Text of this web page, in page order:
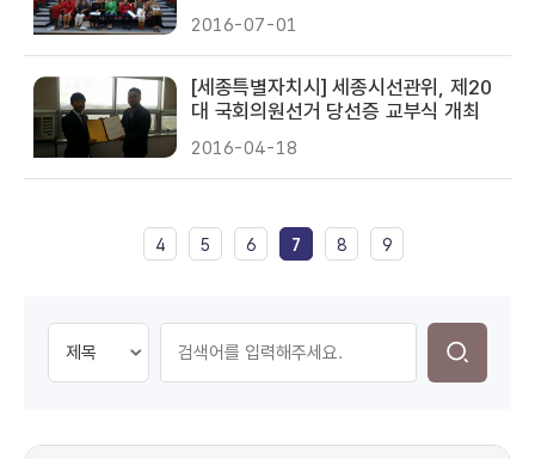
연수" 개최
2016-07-01
[세종특별자치시] 세종시선관위, 제20
대 국회의원선거 당선증 교부식 개최
2016-04-18
4 5 6 7 8 9